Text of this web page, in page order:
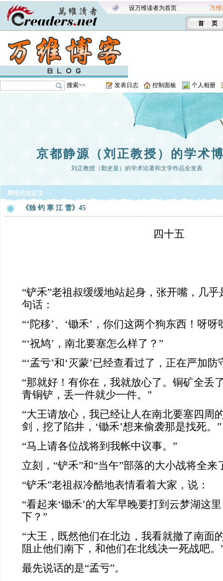
设万维读者为首页 万维
首 页
搜索>> 发表日志 控制面板 个人相册
京都静源（刘正教授）的学术
刘正教授（勤史皇）的学术论著和文学作品全发表
网络日志正文
《独 钓 寒 江 雪》45
四十五
“铲禾”老祖叔缓缓地站起身，张开嘴，几
句话：
“‘陀移’、‘锄禾’，你们这两个狗东西！呀
“‘祝鸠’，南北要塞怎么样了？”
“‘孟亏’和‘灭蒙’已经查看过了，正在严加防
“那就好！有你在，我就放心了。铜矿全丢
青铜铲，丢一件就少一件。”
“大王请放心，我已经让人在南北要塞四周
剑，挖了陷井，‘锄禾’想来偷袭那是找死。”
“马上请各位战将到我帐中议事。”
立刻，“铲禾”和“当午”部落的大小战将全来
“铲禾”老祖叔冷酷地表情看着大家，说：
“看起来‘锄禾’的大军早晚要打到云梦湖这
下？”
“大王，既然他们在北边，我看就撤了南面
阻止他们南下，和他们在北线决一死战吧。
最先说话的是“孟亏”。